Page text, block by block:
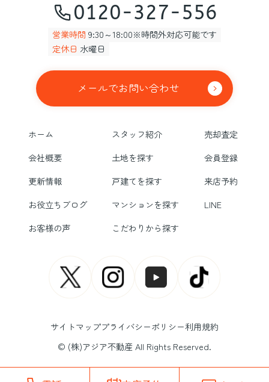
0120-327-556
営業時間 9:30～18:00※時間外対応可能です
定休日 水曜日
メールでお問い合わせ
ホーム スタッフ紹介
売却査定
会社概要
土地を探す
会員登録
更新情報
戸建てを探す
来店予約
お役立ちブログ
マンションを探す
LINE
お客様の声
こだわりから探す
サイトマッププライバシーポリシー利用規約
© (株)アジア不動産 All Rights Reserved.